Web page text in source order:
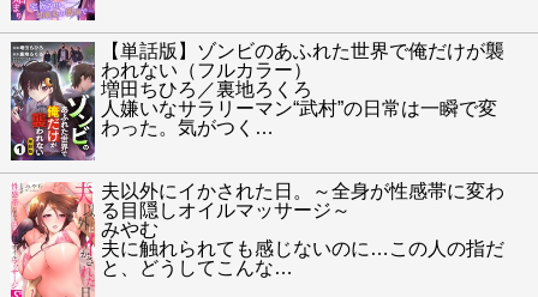
【単話版】ゾンビのあふれた世界で俺だけが襲
われない（フルカラー）
増田ちひろ／裏地ろくろ
人嫌いなサラリーマン“武村”の日常は一瞬で変
わった。気がつく …
夫以外にイかされた日。～全身が性感帯に変わ
る目隠しオイルマッサージ～
みやむ
夫に触れられても感じないのに…この人の指だ
と、どうしてこんな…